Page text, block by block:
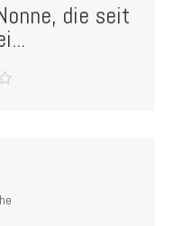
die seit